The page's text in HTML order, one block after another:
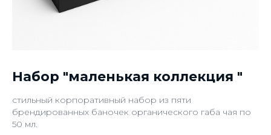
Набор "маленькая коллекция "
стильный корпоративный набор из пяти
брендированных баночек органического габа чая по
50 мл.